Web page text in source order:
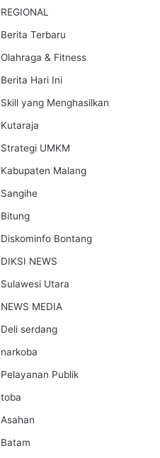
REGIONAL
Berita Terbaru
Olahraga & Fitness
Berita Hari Ini
Skill yang Menghasilkan
Kutaraja
Strategi UMKM
Kabupaten Malang
Sangihe
Bitung
Diskominfo Bontang
DIKSI NEWS
Sulawesi Utara
NEWS MEDIA
Deli serdang
narkoba
Pelayanan Publik
toba
Asahan
Batam